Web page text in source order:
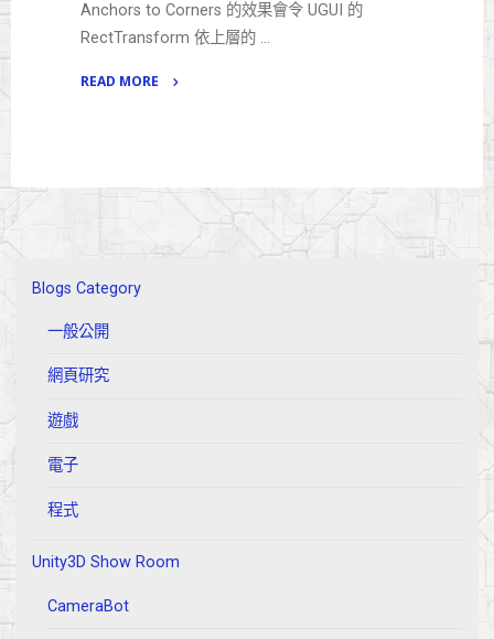
Anchors to Corners 的效果會令 UGUI 的
RectTransform 依上層的 …
READ MORE
Blogs Category
一般公開
網頁研究
遊戲
電子
程式
Unity3D Show Room
CameraBot